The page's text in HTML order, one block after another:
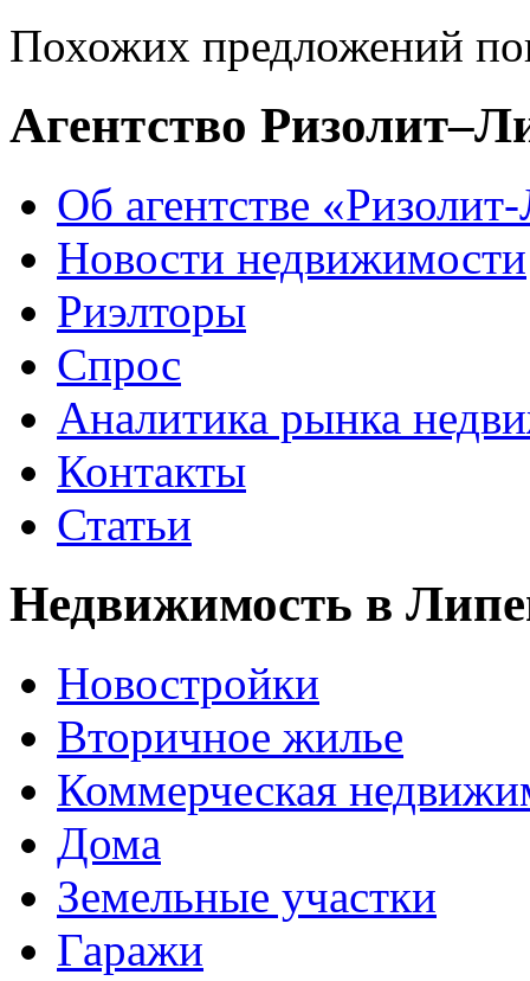
Похожих предложений
Агентство
Об агентстве
Новости недвижимости
Риэлторы
Спрос
Аналитика рынка
Контакты
Статьи
Недвижимость в
Новостройки
Вторичное жилье
Коммерческая
Дома
Земельные участки
Гаражи